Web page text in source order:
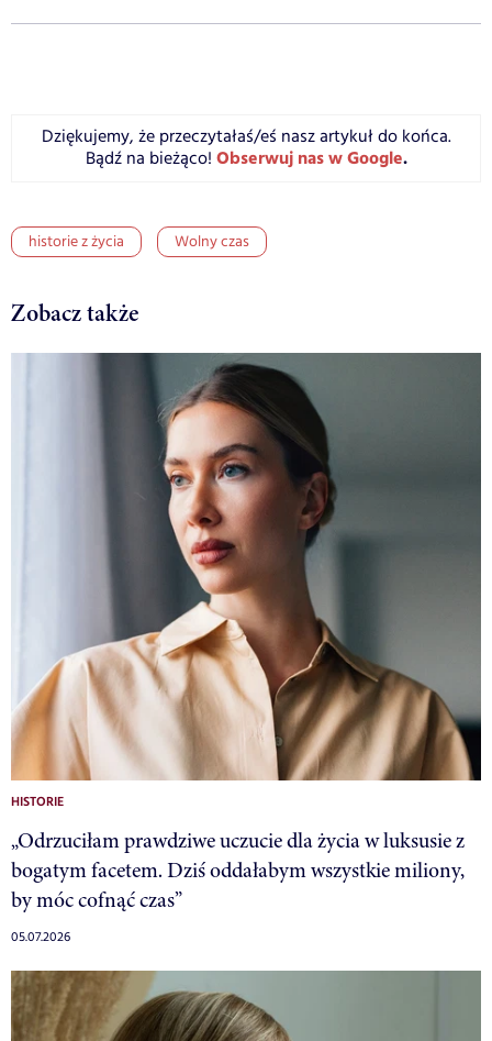
Dziękujemy, że przeczytałaś/eś nasz artykuł do końca.
Bądź na bieżąco! Obserwuj nas w Google.
historie z życia Wolny czas
Zobacz także
HISTORIE
„Odrzuciłam prawdziwe uczucie dla życia w luksusie z
bogatym facetem. Dziś oddałabym wszystkie miliony,
by móc cofnąć czas”
05.07.2026